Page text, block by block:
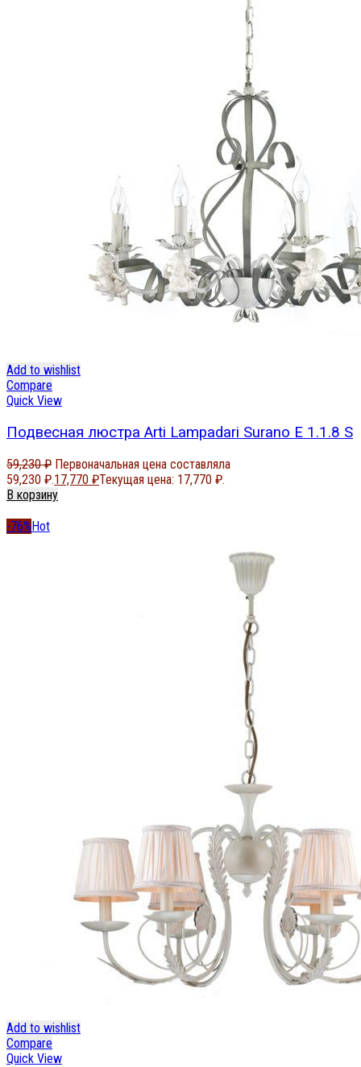
Add to wishlist
Compare
Quick View
Подвесная люстра Arti Lampadari Surano E 1.1.8 S
59,230₽ Первоначальная цена составляла
59,230 ₽.17,770 ₽Текущая цена: 17,770 ₽.
В корзину
-76%Hot
Add to wishlist
Compare
Quick View